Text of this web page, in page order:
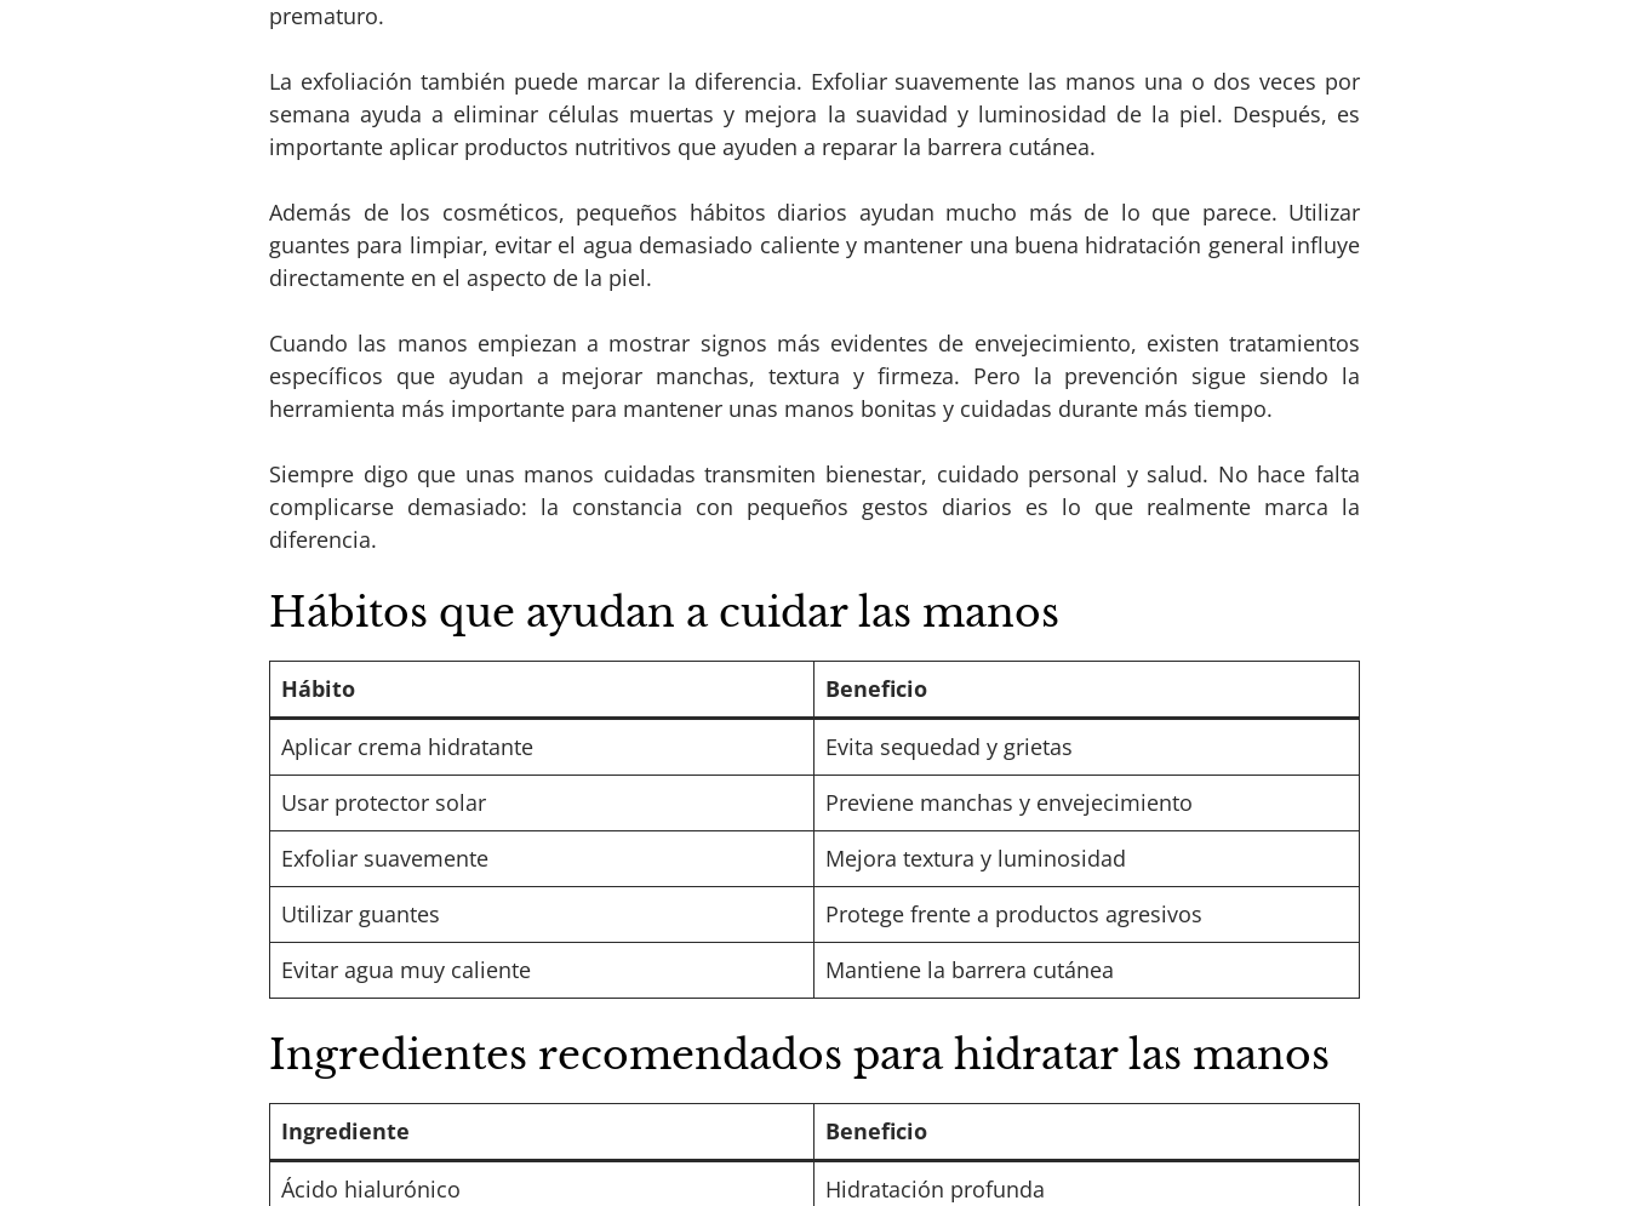
prematuro.
La exfoliación también puede marcar la diferencia. Exfoliar suavemente las manos una o dos veces por
semana ayuda a eliminar células muertas y mejora la suavidad y luminosidad de la piel. Después, es
importante aplicar productos nutritivos que ayuden a reparar la barrera cutánea.
Además de los cosméticos, pequeños hábitos diarios ayudan mucho más de lo que parece. Utilizar
guantes para limpiar, evitar el agua demasiado caliente y mantener una buena hidratación general influye
directamente en el aspecto de la piel.
Cuando las manos empiezan a mostrar signos más evidentes de envejecimiento, existen tratamientos
específicos que ayudan a mejorar manchas, textura y firmeza. Pero la prevención sigue siendo la
herramienta más importante para mantener unas manos bonitas y cuidadas durante más tiempo.
Siempre digo que unas manos cuidadas transmiten bienestar, cuidado personal y salud. No hace falta
complicarse demasiado: la constancia con pequeños gestos diarios es lo que realmente marca la
diferencia.
Hábitos que ayudan a cuidar las manos
Hábito
Beneficio
Aplicar crema hidratante
Evita sequedad y grietas
Usar protector solar
Previene manchas y envejecimiento
Exfoliar suavemente
Mejora textura y luminosidad
Utilizar guantes
Protege frente a productos agresivos
Evitar agua muy caliente
Mantiene la barrera cutánea
Ingredientes recomendados para hidratar las manos
Ingrediente
Beneficio
Ácido hialurónico
Hidratación profunda